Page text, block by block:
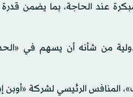
عند الحاجة، بما يضمن
من شأنه أن يسهم في
المنافس الرئيسي لشركة